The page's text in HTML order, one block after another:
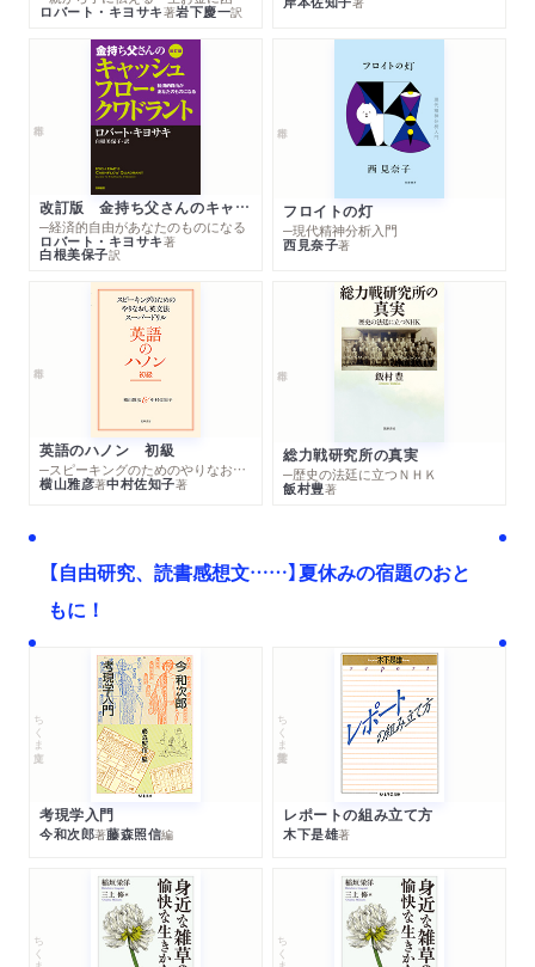
ロバート・キヨサキ著岩下慶一訳
改訂版 金持ち父さんのキャッシュフロー・クワドラント
─経済的自由があなたのものになる
ロバート・キヨサキ著
白根美保子訳
フロイトの灯
─現代精神分析入門
西見奈子著
英語のハノン 初級
─スピーキングのためのやりなおし英文法スーパードリル
横山雅彦著中村佐知子著
総力戦研究所の真実
─歴史の法廷に立つＮＨＫ
飯村豊著
【自由研究、読書感想文……】夏休みの宿題のおと
もに！
ちくま文庫
考現学入門
今和次郎著藤森照信編
ちくま学芸文庫
レポートの組み立て方
木下是雄著
ちくま文庫 ちくま文庫